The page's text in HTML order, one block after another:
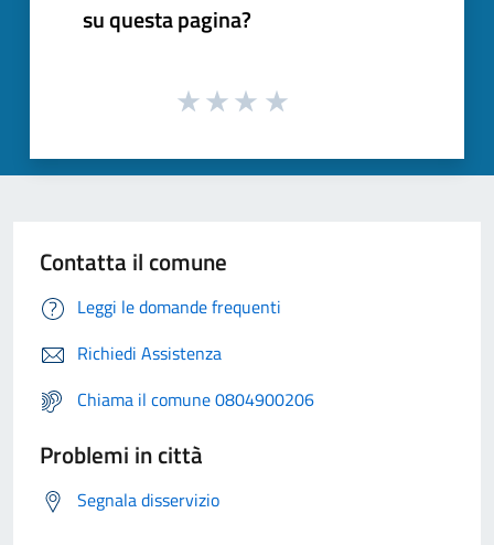
su questa pagina?
Contatta il comune
Leggi le domande frequenti
Richiedi Assistenza
Chiama il comune 0804900206
Problemi in città
Segnala disservizio